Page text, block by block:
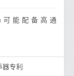
可能配备高通
器专利